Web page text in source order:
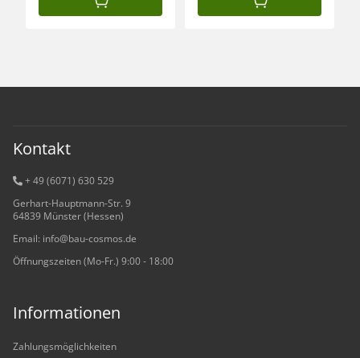
IN DEN WARENKORB IN DEN WARENKORB
Kontakt
+ 49 (6071) 630 529
Gerhart-Hauptmann-Str. 9
64839 Münster (Hessen)
Email: info@bau-cosmos.de
Öffnungszeiten (Mo-Fr.) 9:00 - 18:00
Informationen
Zahlungsmöglichkeiten